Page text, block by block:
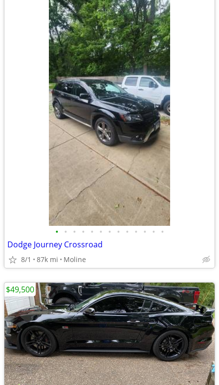
• • • • • • • • • • • • •
Dodge Journey Crossroad
8/1 87k mi Moline
$49,500